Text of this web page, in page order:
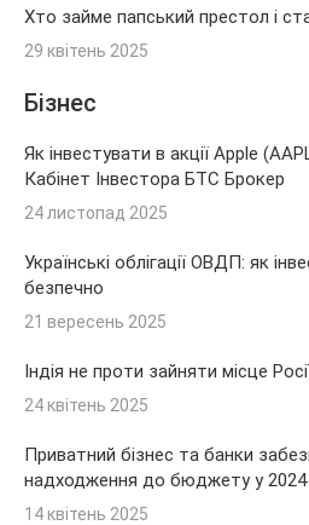
Хто займе папський престол і
29 квітень 2025
Бізнес
Як інвестувати в акції Apple
Кабінет Інвестора БТС Брокер
24 листопад 2025
Українські облігації ОВДП: як
безпечно
21 вересень 2025
Індія не проти зайняти місце
24 квітень 2025
Приватний бізнес та банки
надходження до бюджету у 2024
14 квітень 2025